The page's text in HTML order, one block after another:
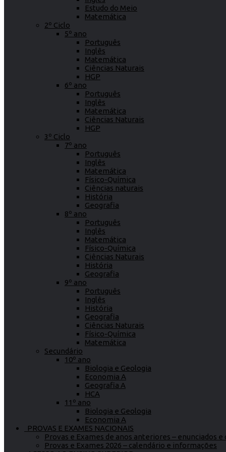
Estudo do Meio
Matemática
2º Ciclo
5º ano
Português
Inglês
Matemática
Ciências Naturais
HGP
6º ano
Português
Inglês
Matemática
Ciências Naturais
HGP
3º Ciclo
7º ano
Português
Inglês
Matemática
Físico-Química
Ciências naturais
História
Geografia
8º ano
Português
Inglês
Matemática
Físico-Química
Ciências Naturais
História
Geografia
9º ano
Português
Inglês
História
Geografia
Ciências Naturais
Físico-Química
Matemática
Secundário
10º ano
Biologia e Geologia
Economia A
Geografia A
HCA
11º ano
Biologia e Geologia
Economia A
PROVAS E EXAMES NACIONAIS
Provas e Exames de anos anteriores – enunciados
Provas e Exames 2026 – calendário e informações